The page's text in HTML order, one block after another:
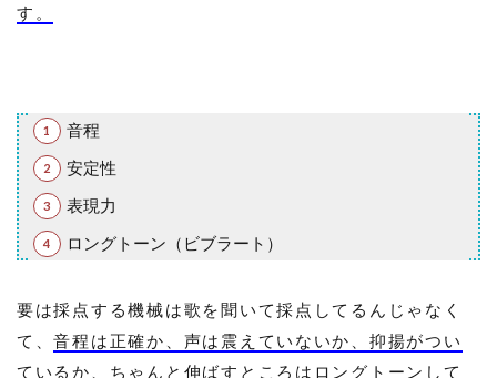
す。
音程
安定性
表現力
ロングトーン（ビブラート）
要は採点する機械は歌を聞いて採点してるんじゃなく
て、音程は正確か、声は震えていないか、抑揚がつい
ているか、ちゃんと伸ばすところはロングトーンして